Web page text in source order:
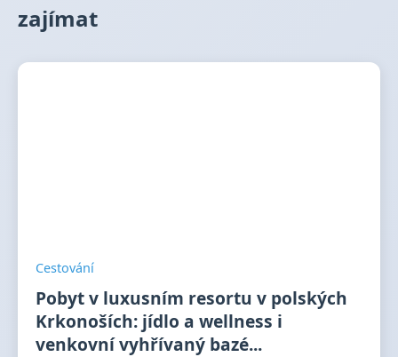
zajímat
Cestování
Pobyt v luxusním resortu v polských
Krkonoších: jídlo a wellness i
venkovní vyhřívaný bazé...